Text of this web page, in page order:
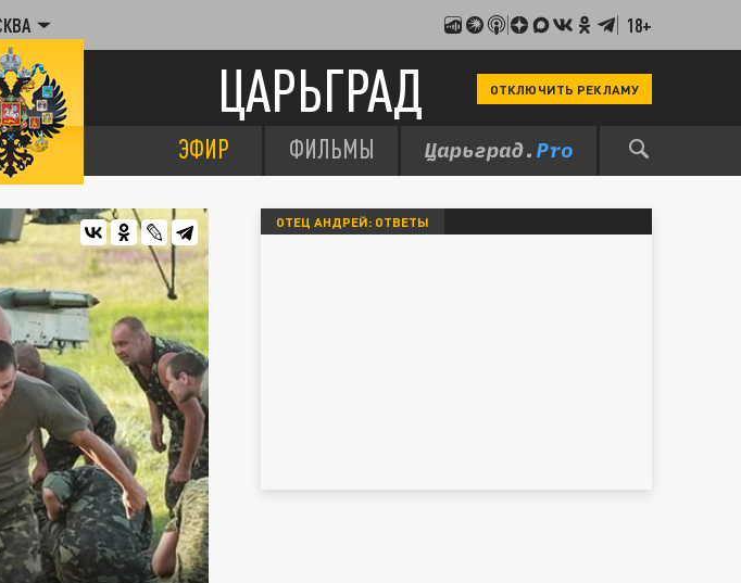
18+
ЦАРЬГРАД ОТКЛЮЧИТЬ РЕКЛАМУ
ЭФИР ФИЛЬМЫ
ОТЕЦ АНДРЕЙ: ОТВЕТЫ